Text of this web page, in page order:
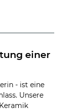
einer
- ist eine
Unsere